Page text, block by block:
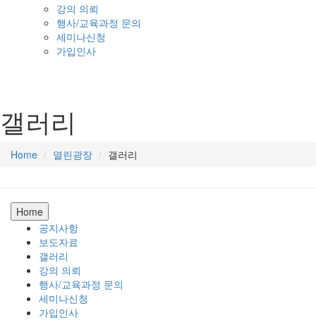
강의 의뢰
행사/교육과정 문의
세미나신청
가입인사
갤러리
Home 열린광장 갤러리
Home
공지사항
보도자료
갤러리
강의 의뢰
행사/교육과정 문의
세미나신청
가입인사